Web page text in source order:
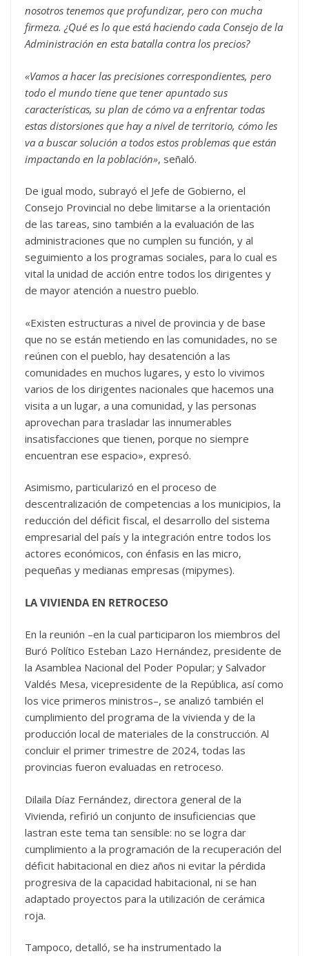
nosotros tenemos que profundizar, pero con mucha
firmeza. ¿Qué es lo que está haciendo cada Consejo de la
Administración en esta batalla contra los precios?
«Vamos a hacer las precisiones correspondientes, pero
todo el mundo tiene que tener apuntado sus
características, su plan de cómo va a enfrentar todas
estas distorsiones que hay a nivel de territorio, cómo les
va a buscar solución a todos estos problemas que están
impactando en la población», señaló.
De igual modo, subrayó el Jefe de Gobierno, el
Consejo Provincial no debe limitarse a la orientación
de las tareas, sino también a la evaluación de las
administraciones que no cumplen su función, y al
seguimiento a los programas sociales, para lo cual es
vital la unidad de acción entre todos los dirigentes y
de mayor atención a nuestro pueblo.
«Existen estructuras a nivel de provincia y de base
que no se están metiendo en las comunidades, no se
reúnen con el pueblo, hay desatención a las
comunidades en muchos lugares, y esto lo vivimos
varios de los dirigentes nacionales que hacemos una
visita a un lugar, a una comunidad, y las personas
aprovechan para trasladar las innumerables
insatisfacciones que tienen, porque no siempre
encuentran ese espacio», expresó.
Asimismo, particularizó en el proceso de
descentralización de competencias a los municipios, la
reducción del déficit fiscal, el desarrollo del sistema
empresarial del país y la integración entre todos los
actores económicos, con énfasis en las micro,
pequeñas y medianas empresas (mipymes).
LA VIVIENDA EN RETROCESO
En la reunión –en la cual participaron los miembros del
Buró Político Esteban Lazo Hernández, presidente de
la Asamblea Nacional del Poder Popular; y Salvador
Valdés Mesa, vicepresidente de la República, así como
los vice primeros ministros–, se analizó también el
cumplimiento del programa de la vivienda y de la
producción local de materiales de la construcción. Al
concluir el primer trimestre de 2024, todas las
provincias fueron evaluadas en retroceso.
Dilaila Díaz Fernández, directora general de la
Vivienda, refirió un conjunto de insuficiencias que
lastran este tema tan sensible: no se logra dar
cumplimiento a la programación de la recuperación del
déficit habitacional en diez años ni evitar la pérdida
progresiva de la capacidad habitacional, ni se han
adaptado proyectos para la utilización de cerámica
roja.
Tampoco, detalló, se ha instrumentado la